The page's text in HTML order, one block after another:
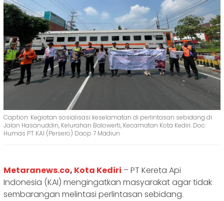
Caption: Kegiatan sosialisasi keselamatan di perlintasan sebidang di
Jalan Hasanuddin, Kelurahan Balowerti, Kecamatan Kota Kediri. Doc:
Humas PT KAI (Persero) Daop 7 Madiun
Metaranews.co, Kota Kediri – PT Kereta Api
Indonesia (KAI) mengingatkan masyarakat agar tidak
sembarangan melintasi perlintasan sebidang.